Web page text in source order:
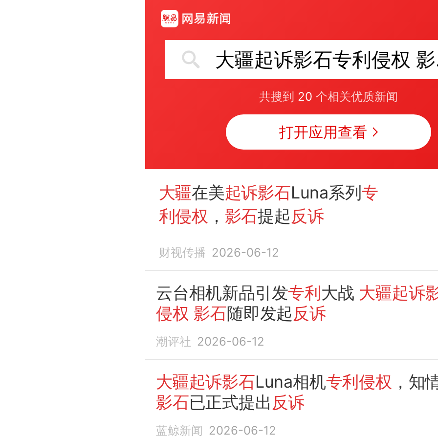
共搜到 20 个相关优质新闻
打开应用查看
大疆在美起诉影石Luna系列 专
利侵权 ， 影石提起反诉
财视传播 2026-06-12
云台相机新品引发专利 大战 大疆起诉
侵权 影石随即发起反诉
潮评社 2026-06-12
大疆起诉影石Luna相机专利侵权 ，知
影石已正式提出 反诉
蓝鲸新闻 2026-06-12